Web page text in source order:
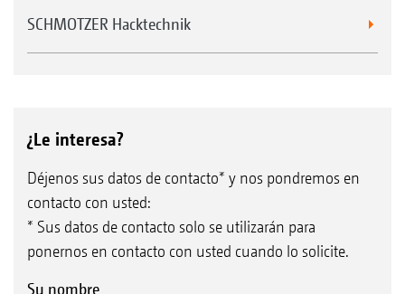
SCHMOTZER Hacktechnik
¿Le interesa?
Déjenos sus datos de contacto* y nos pondremos en
contacto con usted:
* Sus datos de contacto solo se utilizarán para
ponernos en contacto con usted cuando lo solicite.
Su nombre